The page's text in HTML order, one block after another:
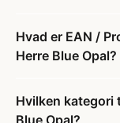
Hvad er EAN /
Herre Blue Opal?
Hvilken kategori
Blue Opal?